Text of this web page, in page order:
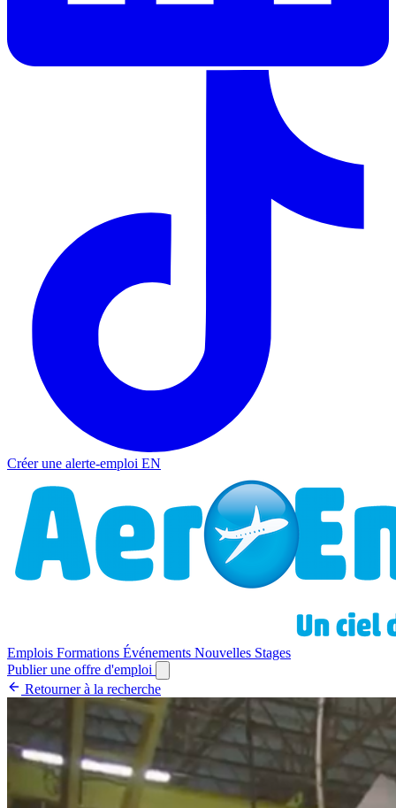
Créer une alerte-emploi EN
Emplois Formations Événements Nouvelles Stages
Publier une offre d'emploi
Retourner à la recherche